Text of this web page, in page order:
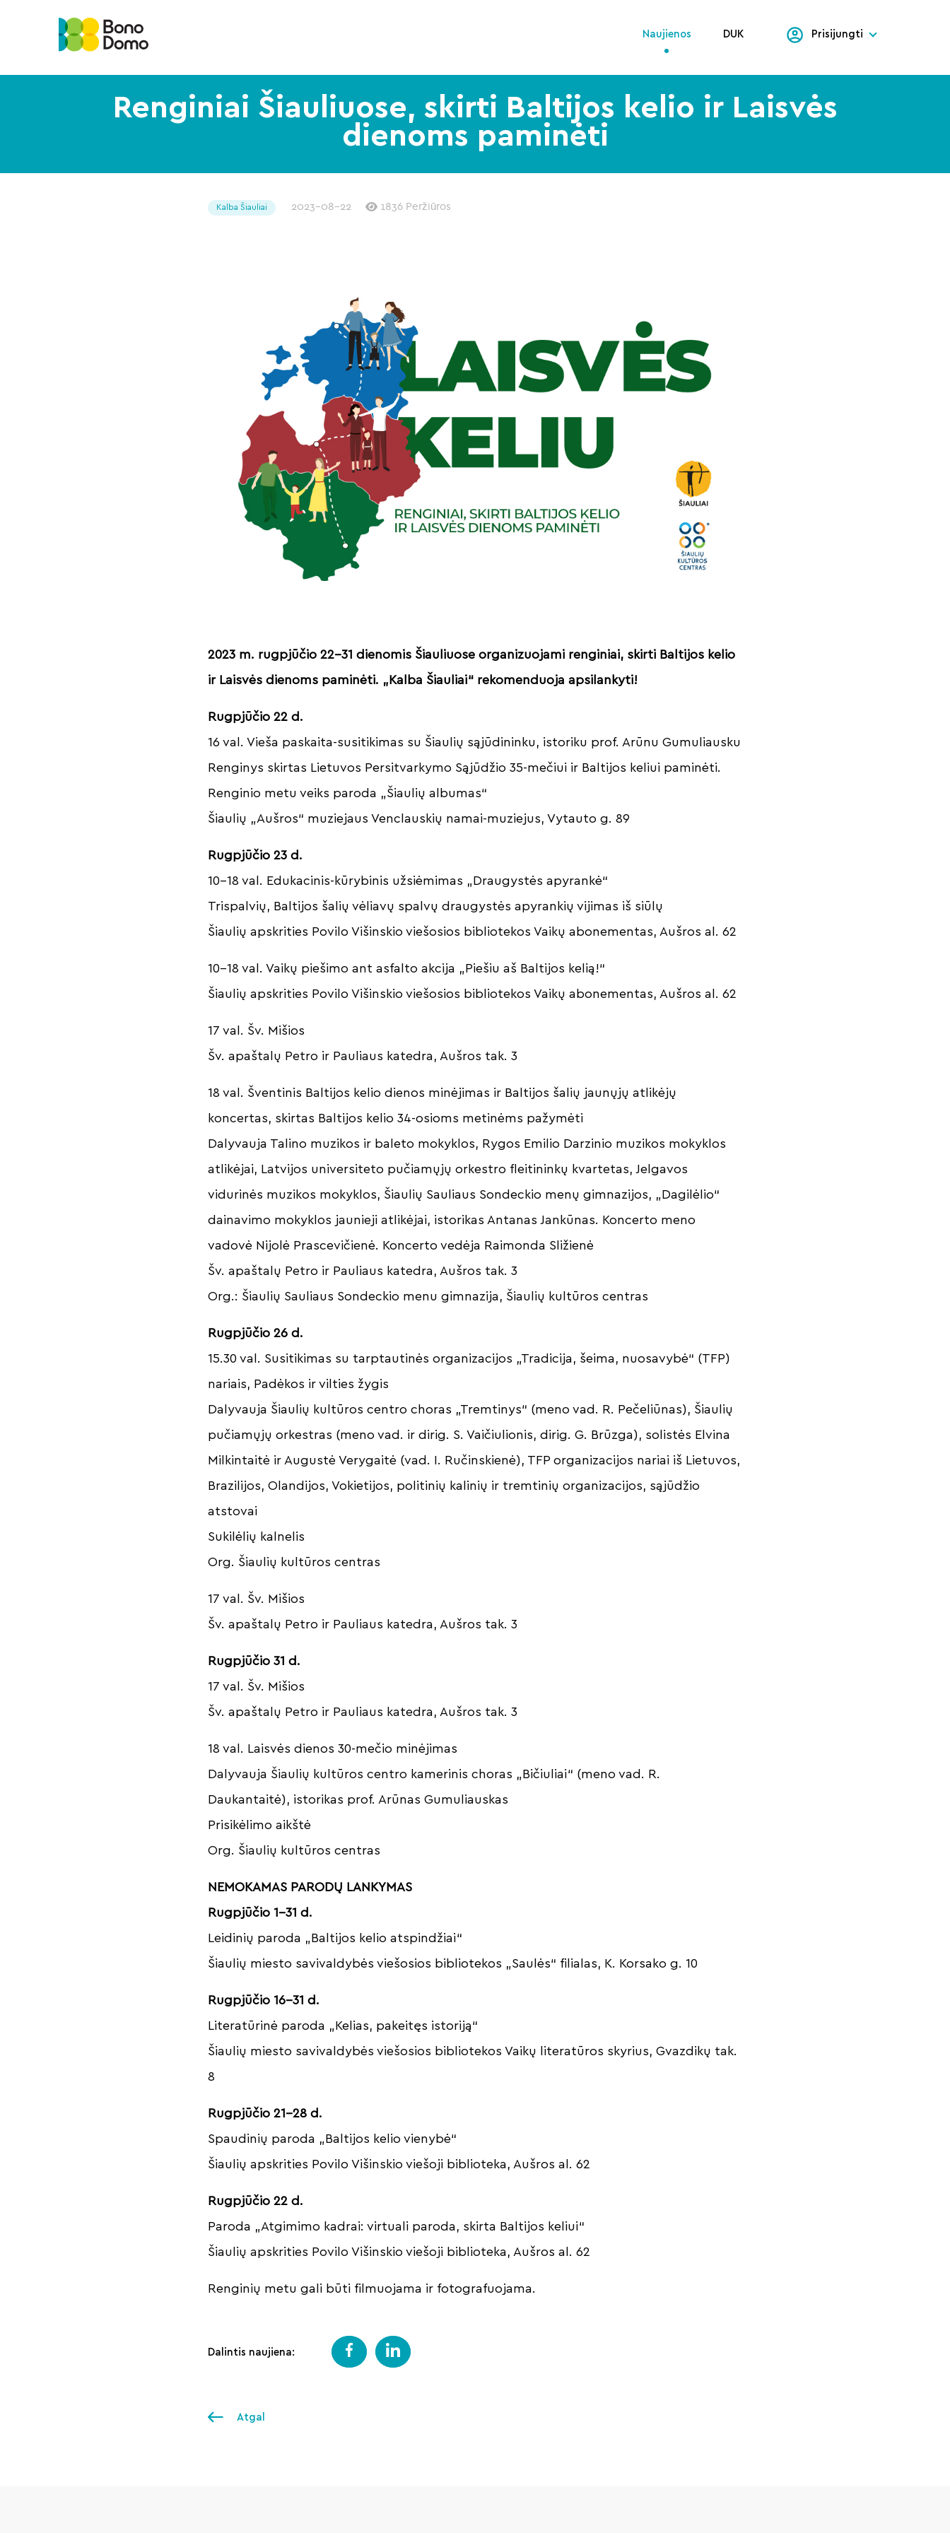
Naujienos DUK Prisijungti
Renginiai Šiauliuose, skirti Baltijos kelio ir Laisvės
dienoms paminėti
Kalba Šiauliai 2023-08-22 1836 Peržiūros
2023 m. rugpjūčio 22–31 dienomis Šiauliuose organizuojami renginiai, skirti Baltijos kelio
ir Laisvės dienoms paminėti. „Kalba Šiauliai“ rekomenduoja apsilankyti!
Rugpjūčio 22 d.
16 val. Vieša paskaita-susitikimas su Šiaulių sąjūdininku, istoriku prof. Arūnu Gumuliausku
Renginys skirtas Lietuvos Persitvarkymo Sąjūdžio 35-mečiui ir Baltijos keliui paminėti.
Renginio metu veiks paroda „Šiaulių albumas“
Šiaulių „Aušros“ muziejaus Venclauskių namai-muziejus, Vytauto g. 89
Rugpjūčio 23 d.
10–18 val. Edukacinis-kūrybinis užsiėmimas „Draugystės apyrankė“
Trispalvių, Baltijos šalių vėliavų spalvų draugystės apyrankių vijimas iš siūlų
Šiaulių apskrities Povilo Višinskio viešosios bibliotekos Vaikų abonementas, Aušros al. 62
10–18 val. Vaikų piešimo ant asfalto akcija „Piešiu aš Baltijos kelią!“
Šiaulių apskrities Povilo Višinskio viešosios bibliotekos Vaikų abonementas, Aušros al. 62
17 val. Šv. Mišios
Šv. apaštalų Petro ir Pauliaus katedra, Aušros tak. 3
18 val. Šventinis Baltijos kelio dienos minėjimas ir Baltijos šalių jaunųjų atlikėjų
koncertas, skirtas Baltijos kelio 34-osioms metinėms pažymėti
Dalyvauja Talino muzikos ir baleto mokyklos, Rygos Emilio Darzinio muzikos mokyklos
atlikėjai, Latvijos universiteto pučiamųjų orkestro fleitininkų kvartetas, Jelgavos
vidurinės muzikos mokyklos, Šiaulių Sauliaus Sondeckio menų gimnazijos, „Dagilėlio“
dainavimo mokyklos jaunieji atlikėjai, istorikas Antanas Jankūnas. Koncerto meno
vadovė Nijolė Prascevičienė. Koncerto vedėja Raimonda Sližienė
Šv. apaštalų Petro ir Pauliaus katedra, Aušros tak. 3
Org.: Šiaulių Sauliaus Sondeckio menu gimnazija, Šiaulių kultūros centras
Rugpjūčio 26 d.
15.30 val. Susitikimas su tarptautinės organizacijos „Tradicija, šeima, nuosavybė“ (TFP)
nariais, Padėkos ir vilties žygis
Dalyvauja Šiaulių kultūros centro choras „Tremtinys“ (meno vad. R. Pečeliūnas), Šiaulių
pučiamųjų orkestras (meno vad. ir dirig. S. Vaičiulionis, dirig. G. Brūzga), solistės Elvina
Milkintaitė ir Augustė Verygaitė (vad. I. Ručinskienė), TFP organizacijos nariai iš Lietuvos,
Brazilijos, Olandijos, Vokietijos, politinių kalinių ir tremtinių organizacijos, sąjūdžio
atstovai
Sukilėlių kalnelis
Org. Šiaulių kultūros centras
17 val. Šv. Mišios
Šv. apaštalų Petro ir Pauliaus katedra, Aušros tak. 3
Rugpjūčio 31 d.
17 val. Šv. Mišios
Šv. apaštalų Petro ir Pauliaus katedra, Aušros tak. 3
18 val. Laisvės dienos 30-mečio minėjimas
Dalyvauja Šiaulių kultūros centro kamerinis choras „Bičiuliai“ (meno vad. R.
Daukantaitė), istorikas prof. Arūnas Gumuliauskas
Prisikėlimo aikštė
Org. Šiaulių kultūros centras
NEMOKAMAS PARODŲ LANKYMAS
Rugpjūčio 1–31 d.
Leidinių paroda „Baltijos kelio atspindžiai“
Šiaulių miesto savivaldybės viešosios bibliotekos „Saulės“ filialas, K. Korsako g. 10
Rugpjūčio 16–31 d.
Literatūrinė paroda „Kelias, pakeitęs istoriją“
Šiaulių miesto savivaldybės viešosios bibliotekos Vaikų literatūros skyrius, Gvazdikų tak.
8
Rugpjūčio 21–28 d.
Spaudinių paroda „Baltijos kelio vienybė“
Šiaulių apskrities Povilo Višinskio viešoji biblioteka, Aušros al. 62
Rugpjūčio 22 d.
Paroda „Atgimimo kadrai: virtuali paroda, skirta Baltijos keliui“
Šiaulių apskrities Povilo Višinskio viešoji biblioteka, Aušros al. 62
Renginių metu gali būti filmuojama ir fotografuojama.
Dalintis naujiena:
Atgal